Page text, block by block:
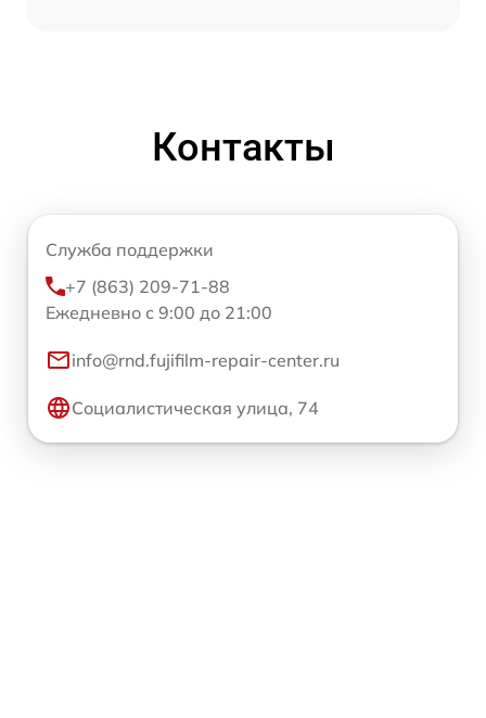
Контакты
Служба поддержки
+7 (863) 209-71-88
Ежедневно с 9:00 до 21:00
info@rnd.fujifilm-repair-center.ru
Социалистическая улица, 74